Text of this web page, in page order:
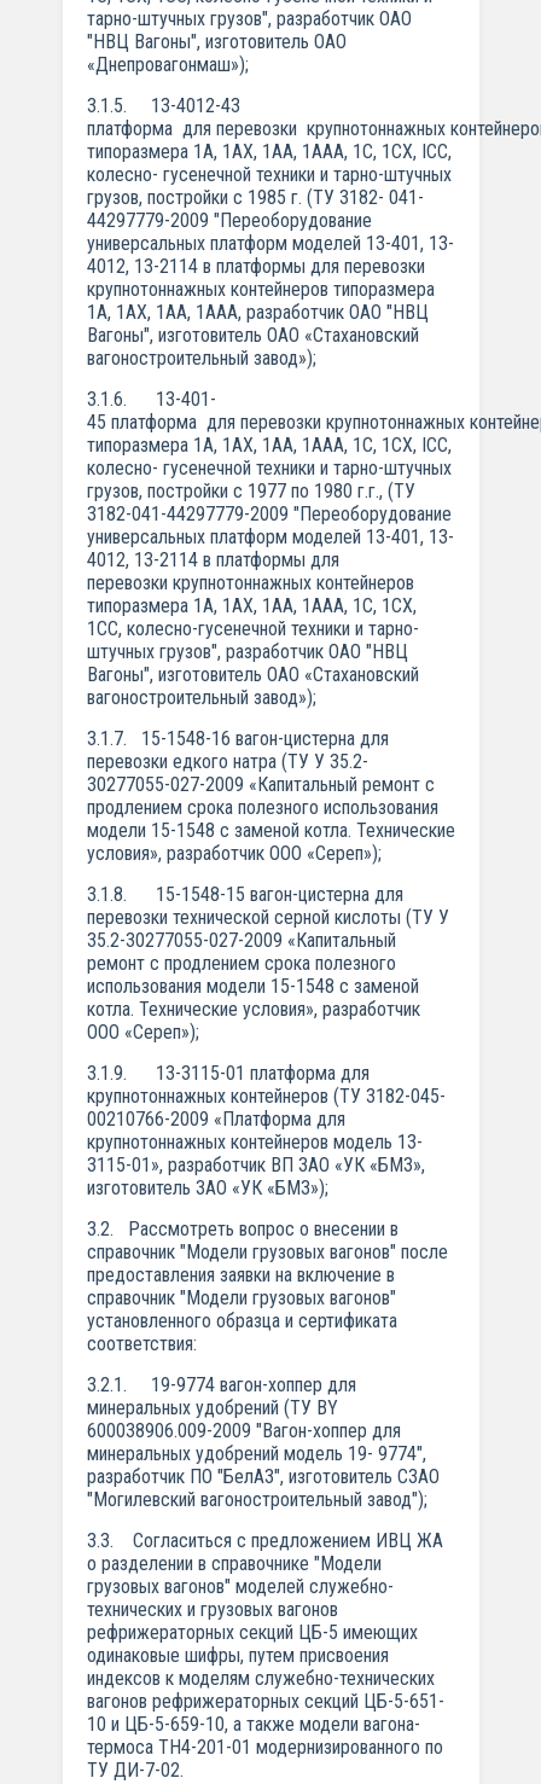
тарно-штучных грузов", разработчик ОАО
"НВЦ Вагоны", изготовитель ОАО
«Днепровагонмаш»);
3.1.5. 13-4012-43
платформа для перевозки крупнотоннажных
типоразмера 1А, 1АХ, 1АА, 1ААА, 1C, 1СХ, ICC,
колесно- гусенечной техники и тарно-штучных
грузов, постройки с 1985 г. (ТУ 3182- 041-
44297779-2009 "Переоборудование
универсальных платформ моделей 13-401, 13-
4012, 13-2114 в платформы для перевозки
крупнотоннажных контейнеров типоразмера
1А, 1АХ, 1АА, 1ААА, разработчик ОАО "НВЦ
Вагоны", изготовитель ОАО «Стахановский
вагоностроительный завод»);
3.1.6. 13-401-
45 платформа для перевозки крупнотоннажных
типоразмера 1А, 1АХ, 1АА, 1ААА, 1C, 1СХ, ICC,
колесно- гусенечной техники и тарно-штучных
грузов, постройки с 1977 по 1980 г.г., (ТУ
3182-041-44297779-2009 "Переоборудование
универсальных платформ моделей 13-401, 13-
4012, 13-2114 в платформы для
перевозки крупнотоннажных контейнеров
типоразмера 1А, 1АХ, 1АА, 1ААА, 1C, 1СХ,
1СС, колесно-гусенечной техники и тарно-
штучных грузов", разработчик ОАО "НВЦ
Вагоны", изготовитель ОАО «Стахановский
вагоностроительный завод»);
3.1.7. 15-1548-16 вагон-цистерна для
перевозки едкого натра (ТУ У 35.2-
30277055-027-2009 «Капитальный ремонт с
продлением срока полезного использования
модели 15-1548 с заменой котла. Технические
условия», разработчик ООО «Сереп»);
3.1.8. 15-1548-15 вагон-цистерна для
перевозки технической серной кислоты (ТУ У
35.2-30277055-027-2009 «Капитальный
ремонт с продлением срока полезного
использования модели 15-1548 с заменой
котла. Технические условия», разработчик
ООО «Сереп»);
3.1.9. 13-3115-01 платформа для
крупнотоннажных контейнеров (ТУ 3182-045-
00210766-2009 «Платформа для
крупнотоннажных контейнеров модель 13-
3115-01», разработчик ВП ЗАО «УК «БМЗ»,
изготовитель ЗАО «УК «БМЗ»);
3.2. Рассмотреть вопрос о внесении в
справочник "Модели грузовых вагонов" после
предоставления заявки на включение в
справочник "Модели грузовых вагонов"
установленного образца и сертификата
соответствия:
3.2.1. 19-9774 вагон-хоппер для
минеральных удобрений (ТУ BY
600038906.009-2009 "Вагон-хоппер для
минеральных удобрений модель 19- 9774",
разработчик ПО "БелАЗ", изготовитель СЗАО
"Могилевский вагоностроительный завод");
3.3. Согласиться с предложением ИВЦ ЖА
о разделении в справочнике "Модели
грузовых вагонов" моделей служебно-
технических и грузовых вагонов
рефрижераторных секций ЦБ-5 имеющих
одинаковые шифры, путем присвоения
индексов к моделям служебно-технических
вагонов рефрижераторных секций ЦБ-5-651-
10 и ЦБ-5-659-10, а также модели вагона-
термоса ТН4-201-01 модернизированного по
ТУ ДИ-7-02.